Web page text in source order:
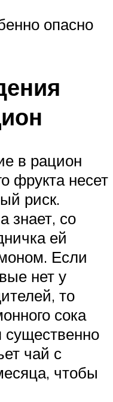
опасно
в рацион
фрукта несет
риск.
знает, со
ей
Если
нет у
то
сока
существенно
чай с
чтобы